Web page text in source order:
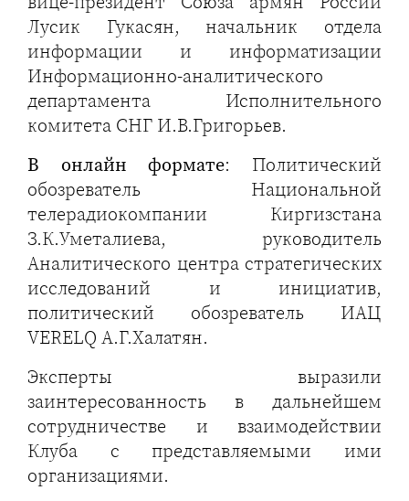
Лусик Гукасян, начальник отдела
информации и информатизации
Информационно-аналитического
департамента Исполнительного
комитета СНГ И.В.Григорьев.
В онлайн формате: Политический
обозреватель Национальной
телерадиокомпании Киргизстана
З.К.Уметалиева, руководитель
Аналитического центра стратегических
исследований и инициатив,
политический обозреватель ИАЦ
VERELQ А.Г.Халатян.
Эксперты выразили
заинтересованность в дальнейшем
сотрудничестве и взаимодействии
Клуба с представляемыми ими
организациями.